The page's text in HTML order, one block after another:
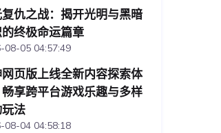
仇之战：揭开光明与黑暗
终极命运篇章
08-05 04:57:49
页版上线全新内容探索体
享跨平台游戏乐趣与多样
法
08-04 04:58:18